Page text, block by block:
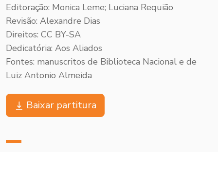
Editoração: Monica Leme; Luciana Requião
Revisão: Alexandre Dias
Direitos: CC BY-SA
Dedicatória: Aos Aliados
Fontes: manuscritos de Biblioteca Nacional e de
Luiz Antonio Almeida
Baixar partitura